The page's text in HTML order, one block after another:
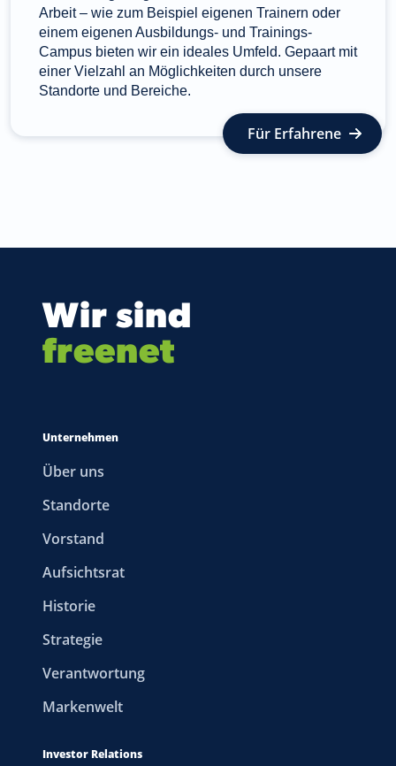
Arbeit – wie zum Beispiel eigenen Trainern oder
einem eigenen Ausbildungs- und Trainings-
Campus bieten wir ein ideales Umfeld. Gepaart mit
einer Vielzahl an Möglichkeiten durch unsere
Standorte und Bereiche.
Für Erfahrene
Wir sind
freenet
Unternehmen
Über uns
Standorte
Vorstand
Aufsichtsrat
Historie
Strategie
Verantwortung
Markenwelt
Investor Relations